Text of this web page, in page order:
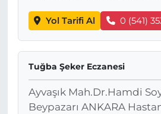
Yol Tarifi Al 0 (541)
Tuğba Şeker Eczanesi
Ayvaşık Mah.Dr.Hamdi
Beypazarı ANKARA